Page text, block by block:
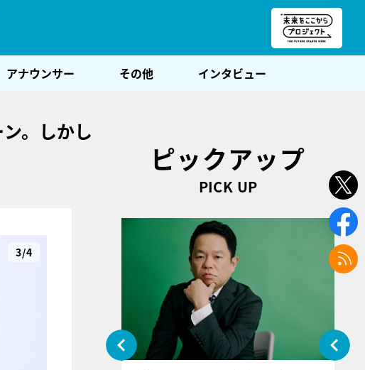
アナウンサー その他 インタビュー
。しかし
3/4
ピックアップ
PICK UP